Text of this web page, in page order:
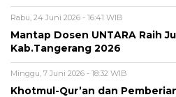
Rabu, 24 Juni 2026 - 16:41 WIB
Mantap Dosen UNTARA Raih
Kab.Tangerang 2026
Minggu, 7 Juni 2026 - 18:32 WIB
Khotmul-Qur’an dan